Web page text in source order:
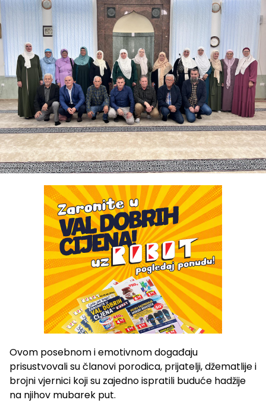
Ovom posebnom i emotivnom događaju
prisustvovali su članovi porodica, prijatelji, džematlije i
brojni vjernici koji su zajedno ispratili buduće hadžije
na njihov mubarek put.